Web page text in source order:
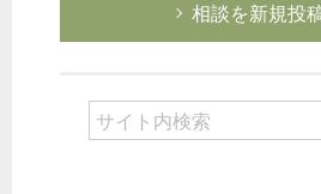
相談を新規投